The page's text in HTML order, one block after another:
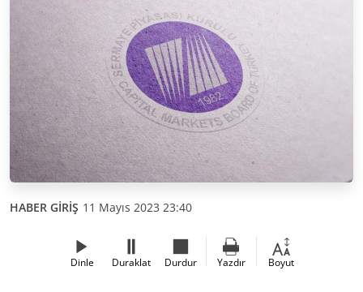
HABER GİRİŞ 11 Mayıs 2023 23:40
Dinle Duraklat Durdur Yazdır Boyut